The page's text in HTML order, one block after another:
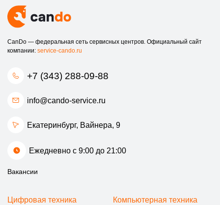
CanDo — федеральная сеть сервисных центров. Официальный сайт
компании: service-cando.ru
+7 (343) 288-09-88
info@cando-service.ru
Екатеринбург, ​Вайнера, 9
Ежедневно с 9:00 до 21:00
Вакансии
Цифровая техника Компьютерная техника